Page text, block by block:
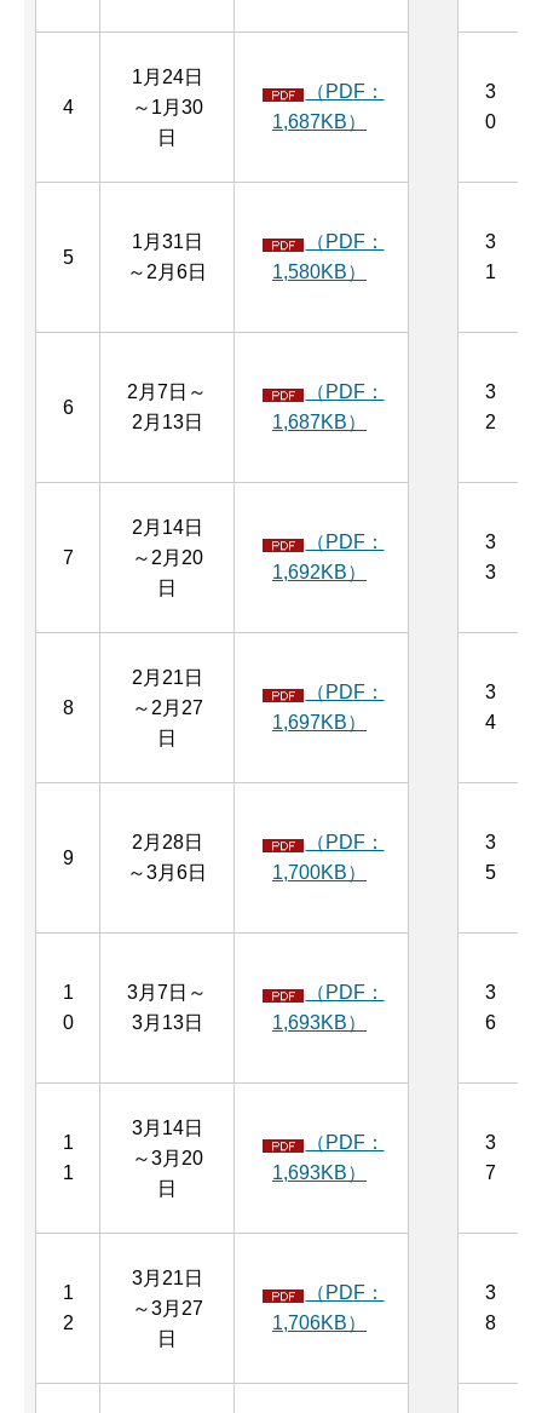
4
1月24日
～1月30
日
（PDF：
1,687KB）
3
0
5
1月31日
～2月6日
（PDF：
1,580KB）
3
1
6
2月7日～
2月13日
（PDF：
1,687KB）
3
2
7
2月14日
～2月20
日
（PDF：
1,692KB）
3
3
8
2月21日
～2月27
日
（PDF：
1,697KB）
3
4
9
2月28日
～3月6日
（PDF：
1,700KB）
3
5
1
0
3月7日～
3月13日
（PDF：
1,693KB）
3
6
1
1
3月14日
～3月20
日
（PDF：
1,693KB）
3
7
1
2
3月21日
～3月27
日
（PDF：
1,706KB）
3
8